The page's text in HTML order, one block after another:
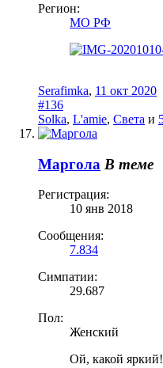
Регион:
МО РФ
Serafimka, 11 окт 2020
#136
Solka, L'amie, Света и
Маргола В теме
Регистрация:
10 янв 2018
Сообщения:
7.834
Симпатии:
29.687
Пол:
Женский
Ой, какой